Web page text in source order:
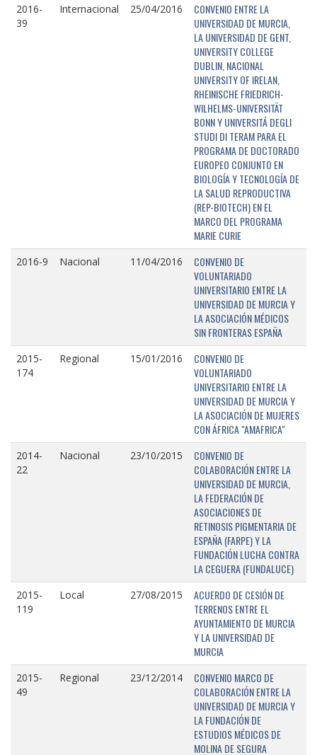
2016-
39
Internacional 25/04/2016
CONVENIO ENTRE LA
UNIVERSIDAD DE MURCIA,
LA UNIVERSIDAD DE GENT,
UNIVERSITY COLLEGE
DUBLIN, NACIONAL
UNIVERSITY OF IRELAN,
RHEINISCHE FRIEDRICH-
WILHELMS-UNIVERSITÄT
BONN Y UNIVERSITÁ DEGLI
STUDI DI TERAM PARA EL
PROGRAMA DE DOCTORADO
EUROPEO CONJUNTO EN
BIOLOGÍA Y TECNOLOGÍA DE
LA SALUD REPRODUCTIVA
(REP-BIOTECH) EN EL
MARCO DEL PROGRAMA
MARIE CURIE
2016-9 Nacional 11/04/2016
CONVENIO DE
VOLUNTARIADO
UNIVERSITARIO ENTRE LA
UNIVERSIDAD DE MURCIA Y
LA ASOCIACIÓN MÉDICOS
SIN FRONTERAS ESPAÑA
2015-
174
Regional 15/01/2016
CONVENIO DE
VOLUNTARIADO
UNIVERSITARIO ENTRE LA
UNIVERSIDAD DE MURCIA Y
LA ASOCIACIÓN DE MUJERES
CON ÁFRICA "AMAFRICA"
2014-
22
Nacional 23/10/2015
CONVENIO DE
COLABORACIÓN ENTRE LA
UNIVERSIDAD DE MURCIA,
LA FEDERACIÓN DE
ASOCIACIONES DE
RETINOSIS PIGMENTARIA DE
ESPAÑA (FARPE) Y LA
FUNDACIÓN LUCHA CONTRA
LA CEGUERA (FUNDALUCE)
2015-
119
Local 27/08/2015
ACUERDO DE CESIÓN DE
TERRENOS ENTRE EL
AYUNTAMIENTO DE MURCIA
Y LA UNIVERSIDAD DE
MURCIA
2015-
49
Regional 23/12/2014
CONVENIO MARCO DE
COLABORACIÓN ENTRE LA
UNIVERSIDAD DE MURCIA Y
LA FUNDACIÓN DE
ESTUDIOS MÉDICOS DE
MOLINA DE SEGURA